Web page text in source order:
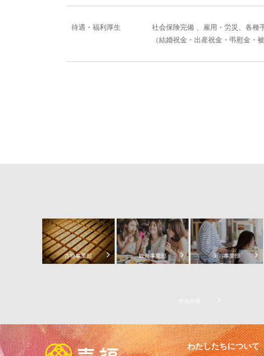
待遇・福利厚生
社会保険完備 、雇用・労災、各種
（結婚祝金・出産祝金・弔慰金
古物事業部 飲食事業部 美容事業部
わたしたちについて